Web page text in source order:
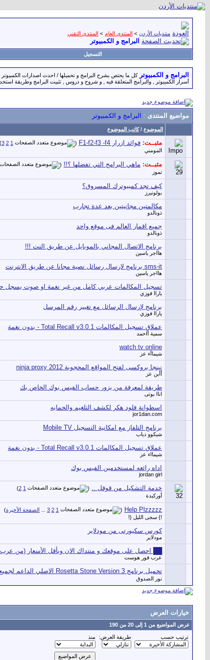
منتديات الأردن > المنتدى العام > المنتدى التقني
البرامج و الكمبيوتر
التسجيل
البرامج و الكمبيوتر
كل ما يحتص بشرح البرامج و تحميلها / احدث اصدارات
أسرار الكمبيوتر , والبرامج المتعلقة فيه , و شروح و دروس , تثبيت البرامج وطريقة
مواضيع المنتدى : البرامج و الكمبيوتر
الموضوع /كاتب الموضوع
مثبــت: فوائد ازرار F1-f2-f3 -f4 (
1
2
3
)
المومني
مثبــت: ماهي البرامج التي تفضلها ؟!! (
تموز
كيف تجد كمبيوترك المسروق؟
بولونيرز
مكالمتين مجانيتين بعد عدة تجارب
ذونالدو
جميع اقمار العالم فى موقع واحد
ذونالدو
برنامج الاتصال المجاني بالموبايل عن طريق النت !!!
هااجر ياسين
sms-it برنامج لارسال رسائل نصية مجانا عن طريق الانترنت
هااجر ياسين
تسجيل المكالمات عربي كامل من غير نغمة او صوت يسجل حتى 10
ياراا فوزي
برنامج لإرسال الرسائل مع تغيير رقم المرسل
ياراا فوزي
عملاق تسجيل المكالمات Total Recall v3.0.1 - بدون نغمة
سمية أاحمد
watch tv online
شيماأء عز
نينجا بروكسى لفتح المواقع المحجوبة ninja proxy 2012
أأبن عز
طريقة لمعرفة من يزور حساب الفيس بوك الخاص بك
اناا بوتى
اسطوانة فلود هكر لكشف التلغيم والحمايه
jor1dan.com
برنامج التلفاز مع امكانية التسجيل Mobile TV
شيكوو دياب
عملاق تسجيل المكالمات Total Recall v3.0.1 - بدون نغمة
شيمااء عز
اداه رائعه لمستخدمين الفيس بوك
jordan girl
خدمة التشكيل من قوقل .. (
1
2
)
أوركيدة
Help Plzzzzz
(
1
2
3 الصفحة الأخيرة)
!} سجى الليل {!
كورس سكيورتى من مودلاير
مودلاير
██ احصل على موقعك و منتداك الان وبأقل الأسعار (من
عرب فور هوست
تحميل برنامج Rosetta Stone Version 3 الاصلي الداعم لجميع لغات العالم
نور الصدوق
خيارات العرض
عرض المواضيع من 1 إلى 20 من 190
ترتيب حسب طريقة العرض: منذ